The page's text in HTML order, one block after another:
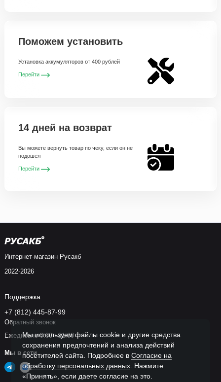
Поможем установить
Установка аккумуляторов от 400 рублей
Перейти
14 дней на возврат
Вы можете вернуть товар по чеку, если он не
подошел
Перейти
Мы используем файлы cookie и другие средства
сохранения предпочтений и анализа действий
посетителей сайта. Подробнее в Согласие на
обработку персональных данных . Нажмите
«Принять», если даете согласие на это.
Интернет-магазин Русакб
2022-2026
Поддержка
+7 (812) 445-87-99
Обратный звонок
Ежедневно 9:00 - 21:00
Мы в сети